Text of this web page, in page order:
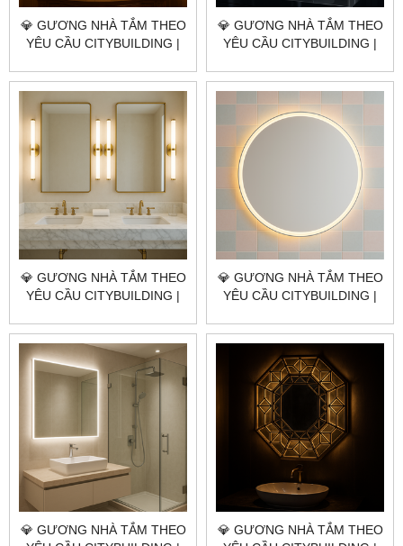
💎 GƯƠNG NHÀ TẮM THEO
YÊU CẦU CITYBUILDING |
GIÁ GƯƠNG NHÀ TẮM
💎 GƯƠNG NHÀ TẮM THEO
YÊU CẦU CITYBUILDING |
GIÁ GƯƠNG NHÀ TẮM
💎 GƯƠNG NHÀ TẮM THEO
YÊU CẦU CITYBUILDING |
GIÁ GƯƠNG NHÀ TẮM
QUẬN 1 TP.HCM
💎 GƯƠNG NHÀ TẮM THEO
YÊU CẦU CITYBUILDING |
GIÁ GƯƠNG NHÀ TẮM ĐẶC
KHU CÔN ĐẢO TP.HCM
💎 GƯƠNG NHÀ TẮM THEO
💎 GƯƠNG NHÀ TẮM THEO